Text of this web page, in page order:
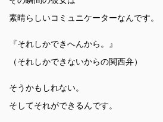
素晴らしいコミュニケーターなんです。
『それしかできへんから。』
（それしかできないからの関西弁）
そうかもしれない。
そしてそれができるんです。